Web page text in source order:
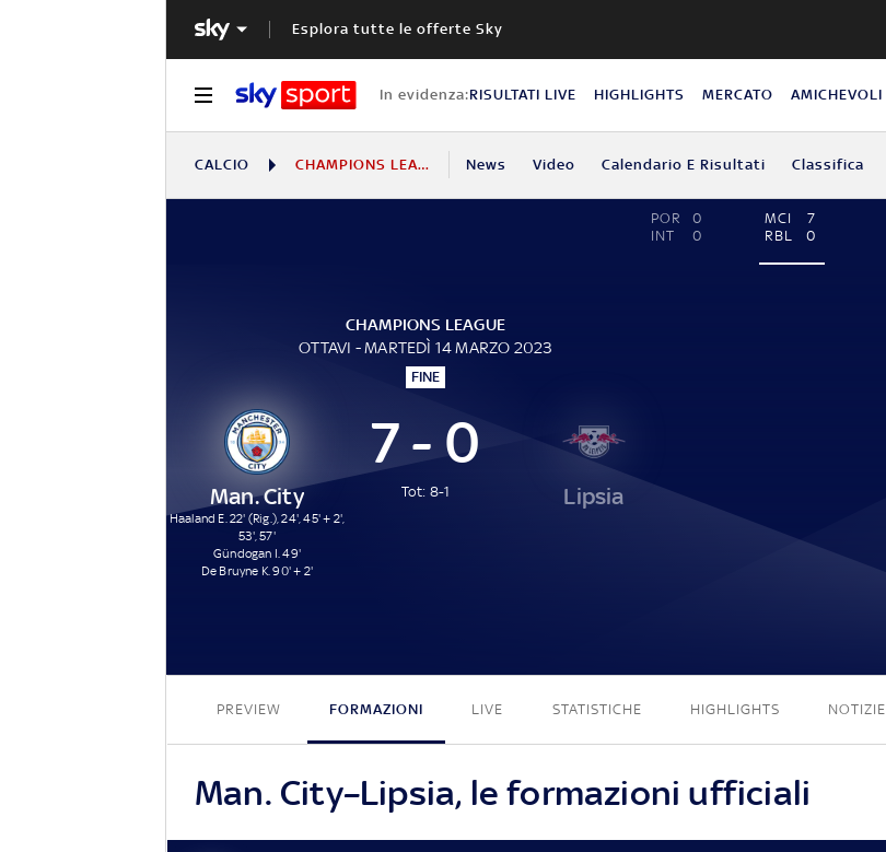
Esplora tutte le offerte Sky
In evidenza:RISULTATI LIVE HIGHLIGHTS MERCATO AMICHEVOLI
CALCIO CHAMPIONS LEAGUE News Video Calendario E Risultati Classifica
POR
0
INT
0
MCI
7
RBL
0
CHAMPIONS LEAGUE
OTTAVI - MARTEDÌ 14 MARZO 2023
FINE
Man. City
Haaland E. 22' (Rig.), 24', 45' + 2',
53', 57'
Gündogan I. 49'
De Bruyne K. 90' + 2'
7 - 0
Tot: 8-1 Lipsia
PREVIEW FORMAZIONI LIVE STATISTICHE HIGHLIGHTS NOTIZIE
Man. City–Lipsia, le formazioni ufficiali